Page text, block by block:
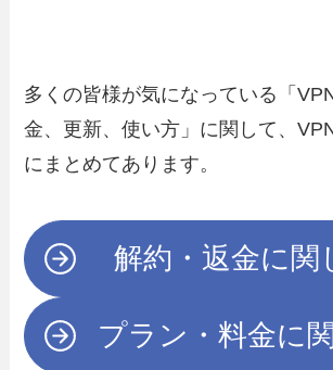
多くの皆様が気になっている「
金、更新、使い方」に関して、
にまとめてあります。
解約・返金に関
プラン・料金に